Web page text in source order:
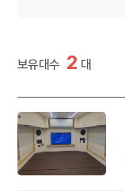
보유대수 2 대